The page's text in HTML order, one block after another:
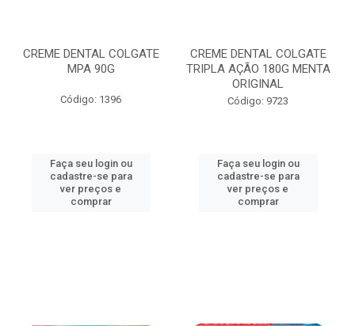
CREME DENTAL COLGATE
MPA 90G
Código: 1396
Faça seu login ou
cadastre-se para
ver preços e
comprar
CREME DENTAL COLGATE
TRIPLA AÇÃO 180G MENTA
ORIGINAL
Código: 9723
Faça seu login ou
cadastre-se para
ver preços e
comprar